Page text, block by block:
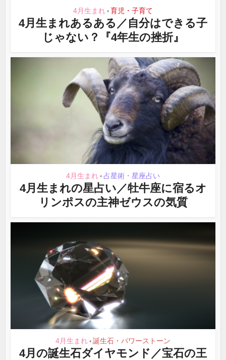
4月生まれ • 育児・子育て
4月生まれあるある／自分はできる子
じゃない？『4年生の挫折』
4月生まれ • 占星術・星座占い
4月生まれの星占い／牡牛座に宿るオ
リンポスの主神ゼウスの気質
4月生まれ • 誕生石・パワーストーン
4月の誕生石ダイヤモンド／宝石の王